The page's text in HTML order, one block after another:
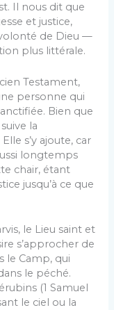
Il nous dit que
et justice,
de Dieu —
plus littérale.
Testament,
personne qui
Bien que
la
s’y ajoute, car
longtemps
chair, étant
jusqu’à ce que
le Lieu saint et
s’approcher de
le Camp, qui
le péché.
(1 Samuel
le ciel ou la